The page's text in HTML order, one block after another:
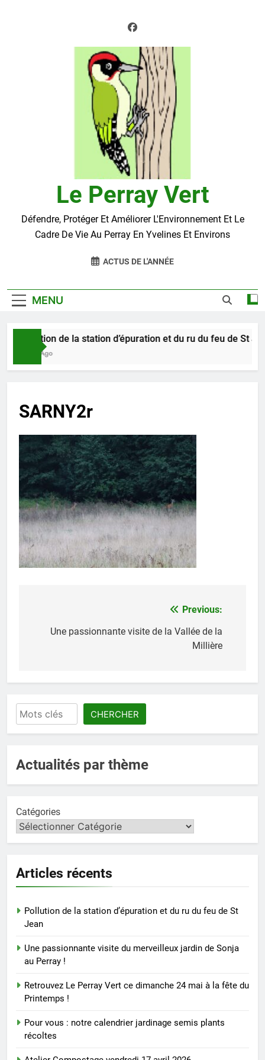
Le Perray Vert
Défendre, Protéger Et Améliorer L'Environnement Et Le
Cadre De Vie Au Perray En Yvelines Et Environs
ACTUS DE L'ANNÉE
MENU
Pollution de la station d’épuration et du ru du feu de St
1 Jour Ago
SARNY2r
Previous:
Une passionnante visite de la Vallée de la
Millière
Rechercher CHERCHER
Actualités par thème
Catégories
Articles récents
Pollution de la station d’épuration et du ru du feu de St
Jean
Une passionnante visite du merveilleux jardin de Sonja
au Perray !
Retrouvez Le Perray Vert ce dimanche 24 mai à la fête du
Printemps !
Pour vous : notre calendrier jardinage semis plants
récoltes